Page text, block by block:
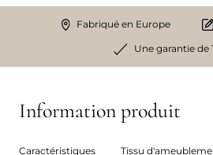
Fabriqué en Europe
Une garantie de
Information produit
Caractéristiques Tissu